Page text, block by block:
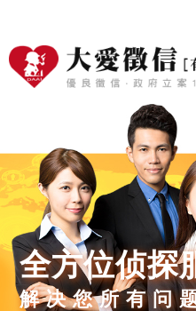
全方位侦探
解决您所有问